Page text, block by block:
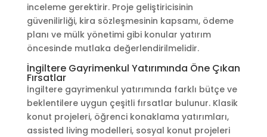
inceleme gerektirir. Proje geliştiricisinin
güvenilirliği, kira sözleşmesinin kapsamı, ödeme
planı ve mülk yönetimi gibi konular yatırım
öncesinde mutlaka değerlendirilmelidir.
İngiltere Gayrimenkul Yatırımında Öne Çıkan
Fırsatlar
İngiltere gayrimenkul yatırımında farklı bütçe ve
beklentilere uygun çeşitli fırsatlar bulunur. Klasik
konut projeleri, öğrenci konaklama yatırımları,
assisted living modelleri, sosyal konut projeleri